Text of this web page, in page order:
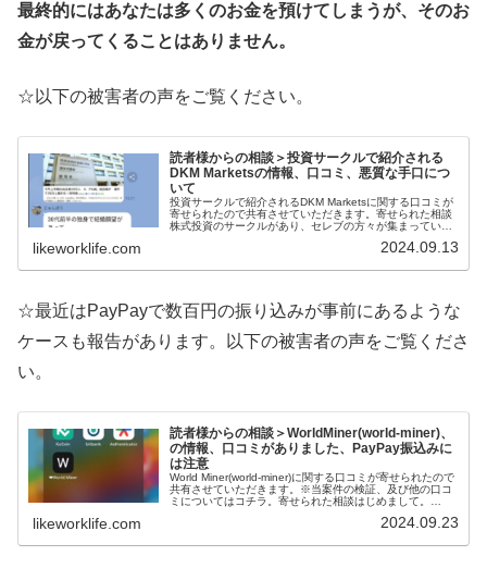
最終的にはあなたは多くのお金を預けてしまうが、そのお
金が戻ってくることはありません。
☆以下の被害者の声をご覧ください。
読者様からの相談＞投資サークルで紹介される
DKM Marketsの情報、口コミ、悪質な手口につ
いて
投資サークルで紹介されるDKM Marketsに関する口コミが
寄せられたので共有させていただきます。寄せられた相談
株式投資のサークルがあり、セレブの方々が集まっている
likeworklife.com 2024.09.13
☆最近はPayPayで数百円の振り込みが事前にあるような
ケースも報告があります。以下の被害者の声をご覧くださ
い。
読者様からの相談＞WorldMiner(world-miner)、
の情報、口コミがありました、PayPay振込みに
は注意
World Miner(world-miner)に関する口コミが寄せられたので
共有させていただきます。※当案件の検証、及び他の口コ
ミについてはコチラ。寄せられた相談はじめまして。
likeworklife.com 2024.09.23